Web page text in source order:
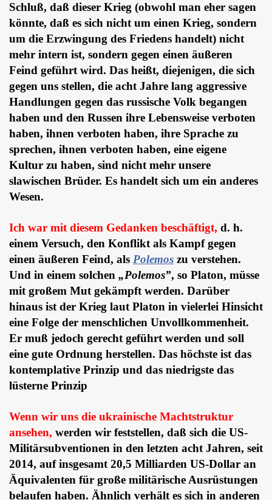
Schluß, daß dieser Krieg (obwohl man eher sagen
könnte, daß es sich nicht um einen Krieg, sondern
um die Erzwingung des Friedens handelt) nicht
mehr intern ist, sondern gegen einen äußeren
Feind geführt wird. Das heißt, diejenigen, die sich
gegen uns stellen, die acht Jahre lang aggressive
Handlungen gegen das russische Volk begangen
haben und den Russen ihre Lebensweise verboten
haben, ihnen verboten haben, ihre Sprache zu
sprechen, ihnen verboten haben, eine eigene
Kultur zu haben, sind nicht mehr unsere
slawischen Brüder. Es handelt sich um ein anderes
Wesen.
Ich war mit diesem Gedanken beschäftigt, d. h.
einem Versuch, den Konflikt als Kampf gegen
einen äußeren Feind, als Polemos zu verstehen.
Und in einem solchen „Polemos”, so Platon, müsse
mit großem Mut gekämpft werden. Darüber
hinaus ist der Krieg laut Platon in vielerlei Hinsicht
eine Folge der menschlichen Unvollkommenheit.
Er muß jedoch gerecht geführt werden und soll
eine gute Ordnung herstellen. Das höchste ist das
kontemplative Prinzip und das niedrigste das
lüsterne Prinzip
Wenn wir uns die ukrainische Machtstruktur
ansehen, werden wir feststellen, daß sich die US-
Militärsubventionen in den letzten acht Jahren, seit
2014, auf insgesamt 20,5 Milliarden US-Dollar an
Äquivalenten für große militärische Ausrüstungen
belaufen haben. Ähnlich verhält es sich in anderen